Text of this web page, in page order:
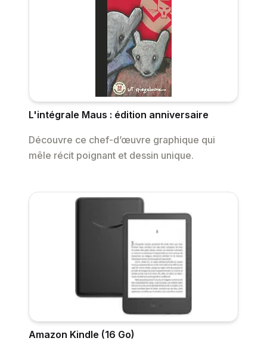
L'intégrale Maus : édition anniversaire
Découvre ce chef-d’œuvre graphique qui
mêle récit poignant et dessin unique.
Amazon Kindle (16 Go)